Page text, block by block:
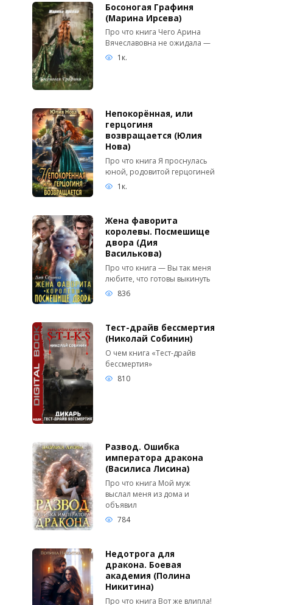
Босоногая Графиня
(Марина Ирсева)
Про что книга Чего Арина
Вячеславовна не ожидала —
1к.
Непокорённая, или
герцогиня
возвращается (Юлия
Нова)
Про что книга Я проснулась
юной, родовитой герцогиней
1к.
Жена фаворита
королевы. Посмешище
двора (Дия
Василькова)
Про что книга — Вы так меня
любите, что готовы выкинуть
836
Тест-драйв бессмертия
(Николай Собинин)
О чем книга «Тест-драйв
бессмертия»
810
Развод. Ошибка
императора дракона
(Василиса Лисина)
Про что книга Мой муж
выслал меня из дома и
объявил
784
Недотрога для
дракона. Боевая
академия (Полина
Никитина)
Про что книга Вот же влипла!